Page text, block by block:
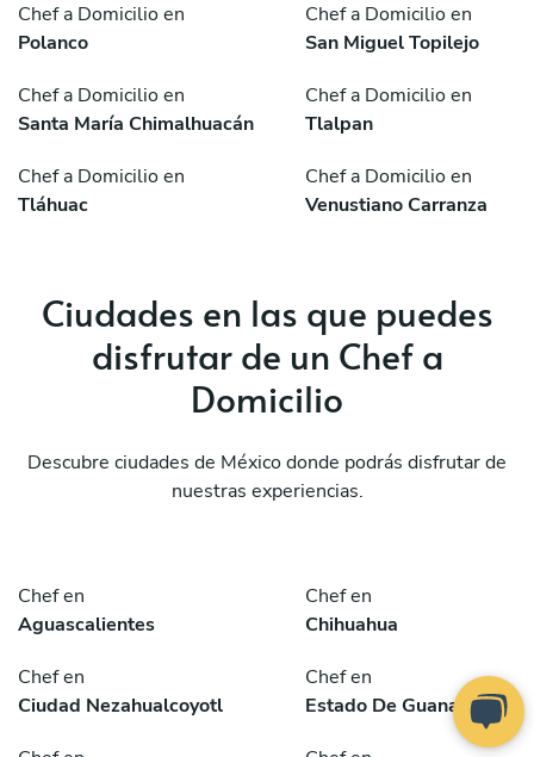
Chef a Domicilio en
Polanco
Chef a Domicilio en
San Miguel Topilejo
Chef a Domicilio en
Santa María Chimalhuacán
Chef a Domicilio en
Tlalpan
Chef a Domicilio en
Tláhuac
Chef a Domicilio en
Venustiano Carranza
Ciudades en las que puedes
disfrutar de un Chef a
Domicilio
Descubre ciudades de México donde podrás disfrutar de
nuestras experiencias.
Chef en
Aguascalientes
Chef en
Chihuahua
Chef en
Ciudad Nezahualcoyotl
Chef en
Estado De Guanajuato